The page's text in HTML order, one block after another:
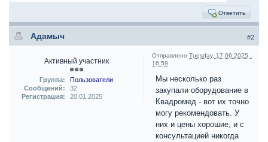
Ответить
#2
Адамыч
Активный участник
Группа:
Пользователи
Сообщений:
32
Регистрация:
20.01.2025
Отправлено Tuesday, 17.06.2025 -
16:59
Мы несколько раз
закупали оборудование в
Квадромед - вот их точно
могу рекомендовать. У
них и цены хорошие, и с
консультацией никогда